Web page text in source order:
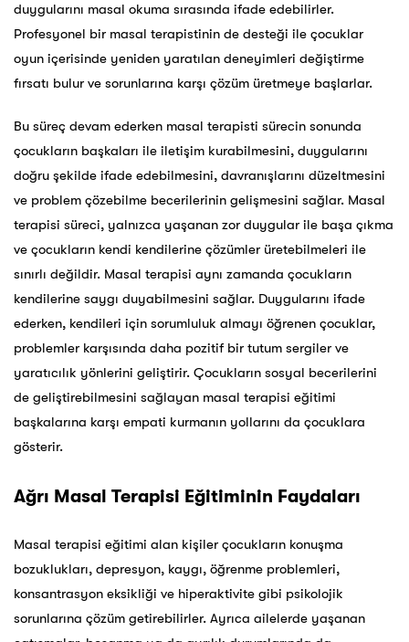
duygularını masal okuma sırasında ifade edebilirler.
Profesyonel bir masal terapistinin de desteği ile çocuklar
oyun içerisinde yeniden yaratılan deneyimleri değiştirme
fırsatı bulur ve sorunlarına karşı çözüm üretmeye başlarlar.
Bu süreç devam ederken masal terapisti sürecin sonunda
çocukların başkaları ile iletişim kurabilmesini, duygularını
doğru şekilde ifade edebilmesini, davranışlarını düzeltmesini
ve problem çözebilme becerilerinin gelişmesini sağlar. Masal
terapisi süreci, yalnızca yaşanan zor duygular ile başa çıkma
ve çocukların kendi kendilerine çözümler üretebilmeleri ile
sınırlı değildir. Masal terapisi aynı zamanda çocukların
kendilerine saygı duyabilmesini sağlar. Duygularını ifade
ederken, kendileri için sorumluluk almayı öğrenen çocuklar,
problemler karşısında daha pozitif bir tutum sergiler ve
yaratıcılık yönlerini geliştirir. Çocukların sosyal becerilerini
de geliştirebilmesini sağlayan masal terapisi eğitimi
başkalarına karşı empati kurmanın yollarını da çocuklara
gösterir.
Ağrı Masal Terapisi Eğitiminin Faydaları
Masal terapisi eğitimi alan kişiler çocukların konuşma
bozuklukları, depresyon, kaygı, öğrenme problemleri,
konsantrasyon eksikliği ve hiperaktivite gibi psikolojik
sorunlarına çözüm getirebilirler. Ayrıca ailelerde yaşanan